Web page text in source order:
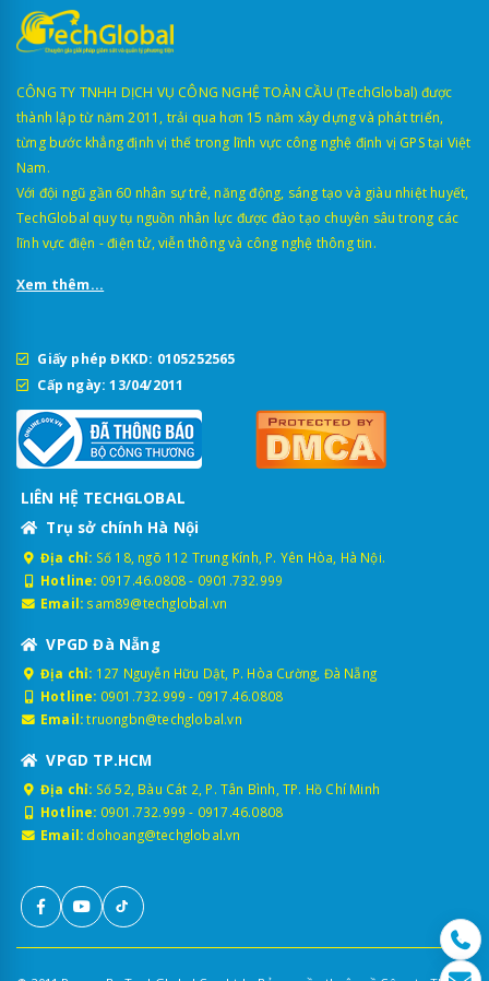
CÔNG TY TNHH DỊCH VỤ CÔNG NGHỆ TOÀN CẦU (TechGlobal) được
thành lập từ năm 2011, trải qua hơn 15 năm xây dựng và phát triển,
từng bước khẳng định vị thế trong lĩnh vực công nghệ định vị GPS tại Việt
Nam.
Với đội ngũ gần 60 nhân sự trẻ, năng động, sáng tạo và giàu nhiệt huyết,
TechGlobal quy tụ nguồn nhân lực được đào tạo chuyên sâu trong các
lĩnh vực điện - điện tử, viễn thông và công nghệ thông tin.
Xem thêm...
Giấy phép ĐKKD: 0105252565
Cấp ngày: 13/04/2011
LIÊN HỆ TECHGLOBAL
Trụ sở chính Hà Nội
Địa chỉ: Số 18, ngõ 112 Trung Kính, P. Yên Hòa, Hà Nội.
Hotline: 0917.46.0808- 0901.732.999
Email: sam89@techglobal.vn
VPGD Đà Nẵng
Địa chỉ: 127 Nguyễn Hữu Dật, P. Hòa Cường, Đà Nẵng
Hotline: 0901.732.999 - 0917.46.0808
Email: truongbn@techglobal.vn
VPGD TP.HCM
Địa chỉ: Số 52, Bàu Cát 2, P. Tân Bình, TP. Hồ Chí Minh
Hotline: 0901.732.999 - 0917.46.0808
Email: dohoang@techglobal.vn